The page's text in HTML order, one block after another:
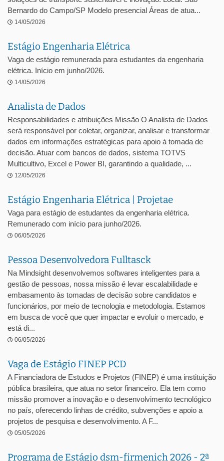
Bernardo do Campo/SP Modelo presencial Áreas de atua...
14/05/2026
Estágio Engenharia Elétrica
Vaga de estágio remunerada para estudantes da engenharia
elétrica. Início em junho/2026.
14/05/2026
Analista de Dados
Responsabilidades e atribuições Missão O Analista de Dados
será responsável por coletar, organizar, analisar e transformar
dados em informações estratégicas para apoio à tomada de
decisão. Atuar com bancos de dados, sistema TOTVS
Multicultivo, Excel e Power BI, garantindo a qualidade, ...
12/05/2026
Estágio Engenharia Elétrica | Projetae
Vaga para estágio de estudantes da engenharia elétrica.
Remunerado com início para junho/2026.
06/05/2026
Pessoa Desenvolvedora Fulltasck
Na Mindsight desenvolvemos softwares inteligentes para a
gestão de pessoas, nossa missão é levar escalabilidade e
embasamento às tomadas de decisão sobre candidatos e
funcionários, por meio de tecnologia e metodologia. Estamos
em busca de você que quer impactar e evoluir o mercado, e
está di...
06/05/2026
Vaga de Estágio FINEP PCD
A Financiadora de Estudos e Projetos (FINEP) é uma instituição
pública brasileira, que atua no setor financeiro. Ela tem como
missão promover a inovação e o desenvolvimento tecnológico
no país, oferecendo linhas de crédito, subvenções e apoio a
projetos de pesquisa e desenvolvimento. A F...
05/05/2026
Programa de Estágio dsm-firmenich 2026 - 2ª